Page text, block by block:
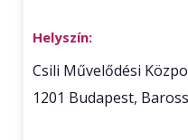
Helyszín:
Csili Művelődési
1201 Budapest,